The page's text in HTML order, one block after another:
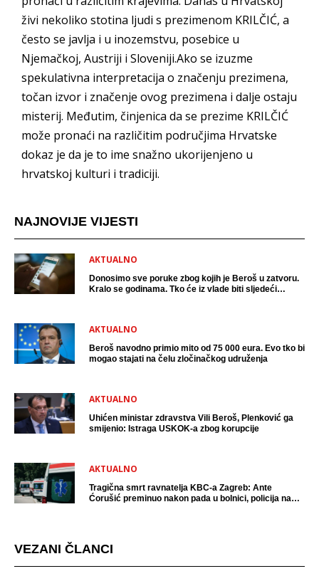
živi nekoliko stotina ljudi s prezimenom KRILČIĆ, a
često se javlja i u inozemstvu, posebice u
Njemačkoj, Austriji i Sloveniji.Ako se izuzme
spekulativna interpretacija o značenju prezimena,
točan izvor i značenje ovog prezimena i dalje ostaju
misterij. Međutim, činjenica da se prezime KRILČIĆ
može pronaći na različitim područjima Hrvatske
dokaz je da je to ime snažno ukorijenjeno u
hrvatskoj kulturi i tradiciji.
NAJNOVIJE VIJESTI
AKTUALNO
Donosimo sve poruke zbog kojih je Beroš u zatvoru.
Kralo se godinama. Tko će iz vlade biti sljedeći
AKTUALNO
Beroš navodno primio mito od 75 000 eura. Evo tko bi
mogao stajati na čelu zločinačkog udruženja
AKTUALNO
Uhićen ministar zdravstva Vili Beroš, Plenković ga
smijenio: Istraga USKOK-a zbog korupcije
AKTUALNO
Tragična smrt ravnatelja KBC-a Zagreb: Ante
Ćorušić preminuo nakon pada u bolnici, policija na
VEZANI ČLANCI